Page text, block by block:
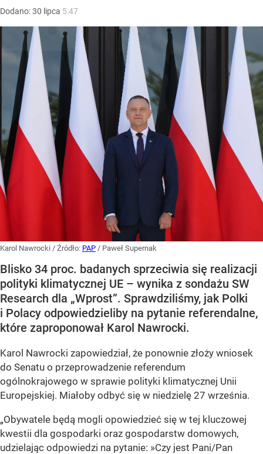
Dodano:30 lipca 5:47
Karol Nawrocki / Źródło: PAP / Paweł Supernak
Blisko 34 proc. badanych sprzeciwia się realizacji
polityki klimatycznej UE – wynika z sondażu SW
Research dla „Wprost”. Sprawdziliśmy, jak Polki
i Polacy odpowiedzieliby na pytanie referendalne,
które zaproponował Karol Nawrocki.
Karol Nawrocki zapowiedział, że ponownie złoży wniosek
do Senatu o przeprowadzenie referendum
ogólnokrajowego w sprawie polityki klimatycznej Unii
Europejskiej. Miałoby odbyć się w niedzielę 27 września.
„Obywatele będą mogli opowiedzieć się w tej kluczowej
kwestii dla gospodarki oraz gospodarstw domowych,
udzielając odpowiedzi na pytanie: »Czy jest Pani/Pan